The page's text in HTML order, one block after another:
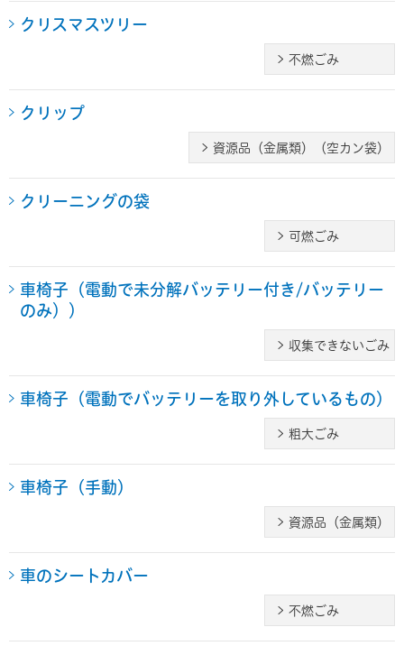
クリスマスツリー
不燃ごみ
クリップ
資源品（金属類）（空カン袋）
クリーニングの袋
可燃ごみ
車椅子（電動で未分解バッテリー付き/バッテリー
のみ））
収集できないごみ
車椅子（電動でバッテリーを取り外しているもの）
粗大ごみ
車椅子（手動）
資源品（金属類）
車のシートカバー
不燃ごみ